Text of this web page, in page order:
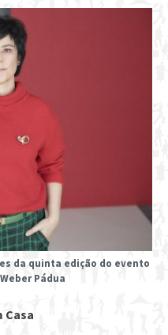
da quinta edição do evento
Pádua
Casa